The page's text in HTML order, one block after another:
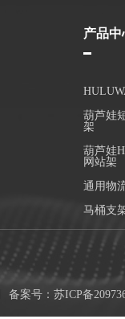
产品中
葫芦娃
架
葫芦娃
网站架
通用物
马桶支
备案号： 苏ICP备